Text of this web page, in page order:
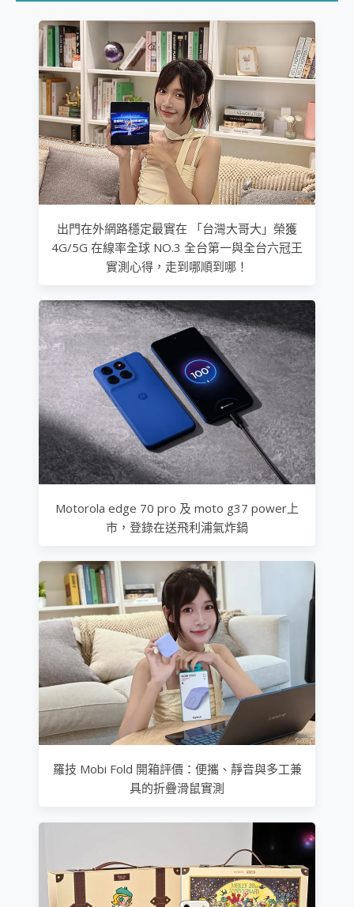
出門在外網路穩定最實在 「台灣大哥大」榮獲
4G/5G 在線率全球 NO.3 全台第一與全台六冠王
實測心得，走到哪順到哪！
Motorola edge 70 pro 及 moto g37 power上
市，登錄在送飛利浦氣炸鍋
羅技 Mobi Fold 開箱評價：便攜、靜音與多工兼
具的折疊滑鼠實測